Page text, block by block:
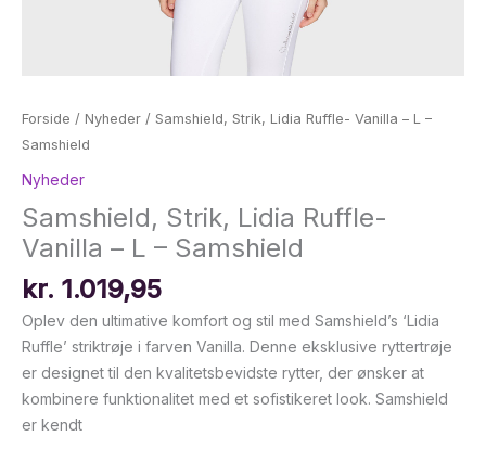
Forside / Nyheder / Samshield, Strik, Lidia Ruffle- Vanilla – L –
Samshield
Nyheder
Samshield, Strik, Lidia Ruffle-
Vanilla – L – Samshield
kr. 1.019,95
Oplev den ultimative komfort og stil med Samshield’s ‘Lidia
Ruffle’ striktrøje i farven Vanilla. Denne eksklusive ryttertrøje
er designet til den kvalitetsbevidste rytter, der ønsker at
kombinere funktionalitet med et sofistikeret look. Samshield
er kendt